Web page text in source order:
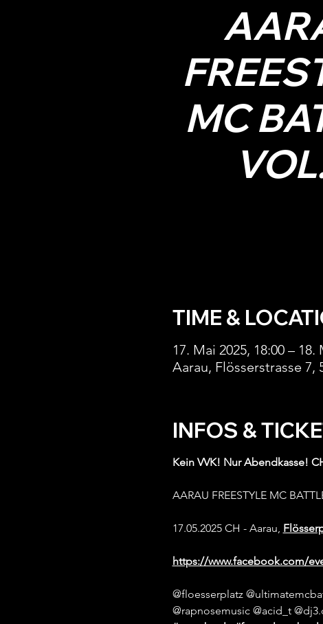
MC
TIME &
17. Mai 2025, 18:00 – 18.
Aarau, Flösserstrasse 7,
INFOS &
Kein VVK! Nur Abendkasse!
AARAU FREESTYLE MC
17.05.2025 CH - Aarau,
https://www.facebook.com/
@floesserplatz
@rapnosemusic @acid_t